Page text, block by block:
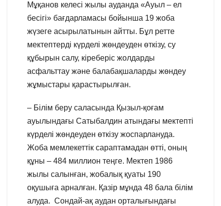
Мұқанов келесі жылы ауданда «Ауыл – ел
бесігі» бағдарламасы бойынша 19 жоба
жүзеге асырылатынын айтты. Бұл ретте
мектептерді күрделі жөндеуден өткізу, су
құбырын салу, кіреберіс жолдарды
асфальттау және балабақшаларды жөндеу
жұмыстары қарастырылған.
– Білім беру саласында Қызыл-қоғам
ауылындағы Сатыбалдин атындағы мектепті
күрделі жөндеуден өткізу жоспарлануда.
Жоба мемлекеттік сараптамадан өтті, оның
құны – 484 миллион теңге. Мектеп 1986
жылы салынған, жобалық қуаты 190
оқушыға арналған. Қазір мұнда 48 бала білім
алуда. Сондай-ақ аудан орталығындағы